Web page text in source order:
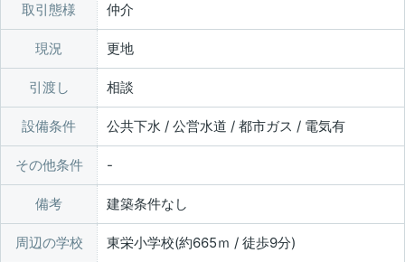
取引態様 仲介
現況 更地
引渡し 相談
設備条件 公共下水 / 公営水道 / 都市ガス / 電気有
その他条件
備考 建築条件なし
周辺の学校 東栄小学校(約665ｍ / 徒歩9分)